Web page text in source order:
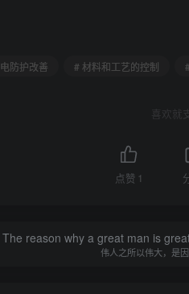
防护改善 # 材料和工艺的控制
喜欢就
点赞 1
The reason why a great man is
伟人之所以伟大，是